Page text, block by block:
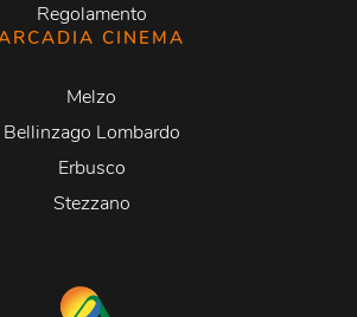
Regolamento
CINEMA
Melzo
Bellinzago Lombardo
Erbusco
Stezzano